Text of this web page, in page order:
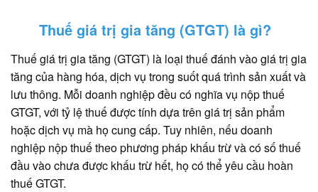
Thuế giá trị gia tăng (GTGT) là gì?
Thuế giá trị gia tăng (GTGT) là loại thuế đánh vào giá trị gia
tăng của hàng hóa, dịch vụ trong suốt quá trình sản xuất và
lưu thông. Mỗi doanh nghiệp đều có nghĩa vụ nộp thuế
GTGT, với tỷ lệ thuế được tính dựa trên giá trị sản phẩm
hoặc dịch vụ mà họ cung cấp. Tuy nhiên, nếu doanh
nghiệp nộp thuế theo phương pháp khấu trừ và có số thuế
đầu vào chưa được khấu trừ hết, họ có thể yêu cầu hoàn
thuế GTGT.